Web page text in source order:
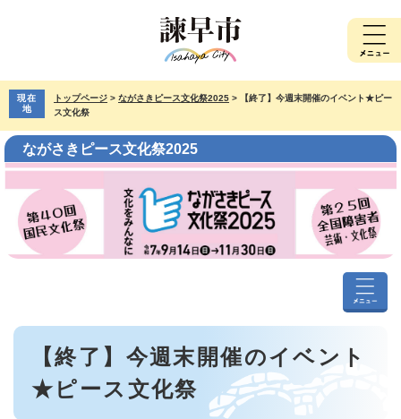
先
で
す。
を
ば
し
て
現在
地
トップページ > ながさきピース文化祭2025 >
【終了】今週末開催のイベント★ピー
ス文化祭
ながさきピース文化祭2025
な
き
本
【終了】今週末開催のイベント
★ピース文化祭